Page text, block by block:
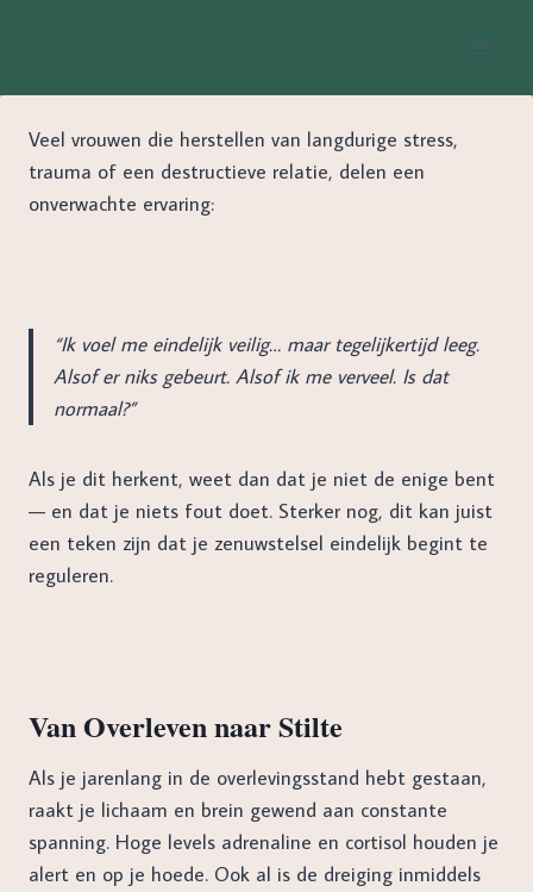
Veel vrouwen die herstellen van langdurige stress,
trauma of een destructieve relatie, delen een
onverwachte ervaring:
“Ik voel me eindelijk veilig… maar tegelijkertijd leeg.
Alsof er niks gebeurt. Alsof ik me verveel. Is dat
normaal?”
Als je dit herkent, weet dan dat je niet de enige bent
— en dat je niets fout doet. Sterker nog, dit kan juist
een teken zijn dat je zenuwstelsel eindelijk begint te
reguleren.
Van Overleven naar Stilte
Als je jarenlang in de overlevingsstand hebt gestaan,
raakt je lichaam en brein gewend aan constante
spanning. Hoge levels adrenaline en cortisol houden je
alert en op je hoede. Ook al is de dreiging inmiddels